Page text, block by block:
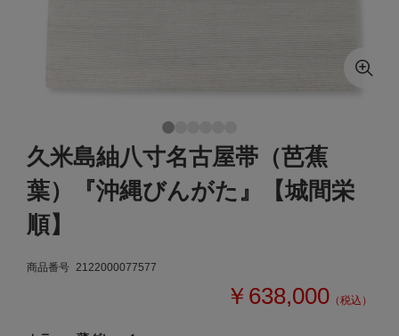
久米島紬八寸名古屋帯（芭蕉
葉）『沖縄びんがた』【城間栄
順】
商品番号 2122000077577
￥638,000 （税込）